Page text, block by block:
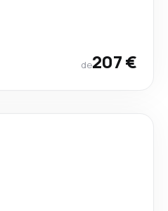
de207 €